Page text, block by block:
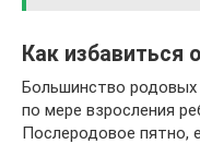
Как избавиться
Большинство родовых
по мере взросления
Послеродовое пятно,